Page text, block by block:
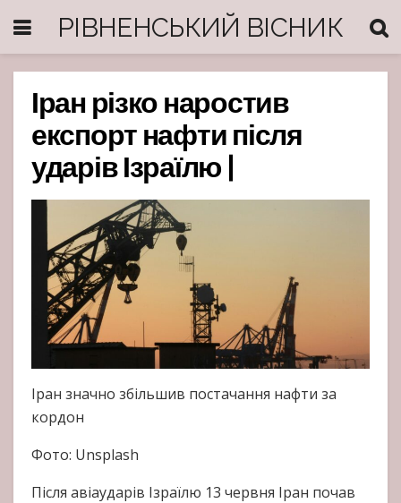
РІВНЕНСЬКИЙ ВІСНИК
Іран різко наростив
експорт нафти після
ударів Ізраїлю |
Іран значно збільшив постачання нафти за
кордон
Фото: Unsplash
Після авіаударів Ізраїлю 13 червня Іран почав